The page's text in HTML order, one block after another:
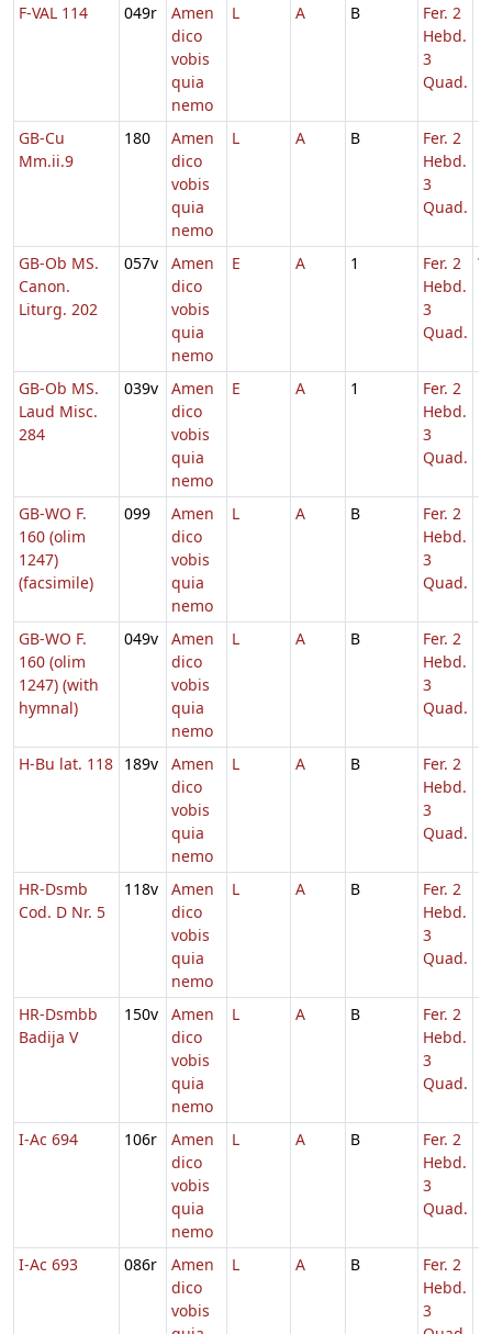
F-VAL 114 049r
Amen
dico
vobis
quia
nemo
L A B
Fer. 2
Hebd.
3
Quad.
GB-Cu
Mm.ii.9
180
Amen
dico
vobis
quia
nemo
L A B
Fer. 2
Hebd.
3
Quad.
GB-Ob MS.
Canon.
Liturg. 202
057v
Amen
dico
vobis
quia
nemo
E A 1
Fer. 2
Hebd.
3
Quad.
?
GB-Ob MS.
Laud Misc.
284
039v
Amen
dico
vobis
quia
nemo
E A 1
Fer. 2
Hebd.
3
Quad.
GB-WO F.
160 (olim
1247)
(facsimile)
099
Amen
dico
vobis
quia
nemo
L A B
Fer. 2
Hebd.
3
Quad.
GB-WO F.
160 (olim
1247) (with
hymnal)
049v
Amen
dico
vobis
quia
nemo
L A B
Fer. 2
Hebd.
3
Quad.
H-Bu lat. 118 189v
Amen
dico
vobis
quia
nemo
L A B
Fer. 2
Hebd.
3
Quad.
HR-Dsmb
Cod. D Nr. 5
118v
Amen
dico
vobis
quia
nemo
L A B
Fer. 2
Hebd.
3
Quad.
HR-Dsmbb
Badija V
150v
Amen
dico
vobis
quia
nemo
L A B
Fer. 2
Hebd.
3
Quad.
I-Ac 694 106r
Amen
dico
vobis
quia
nemo
L A B
Fer. 2
Hebd.
3
Quad.
I-Ac 693 086r
Amen
dico
vobis
L A B
Fer. 2
Hebd.
3